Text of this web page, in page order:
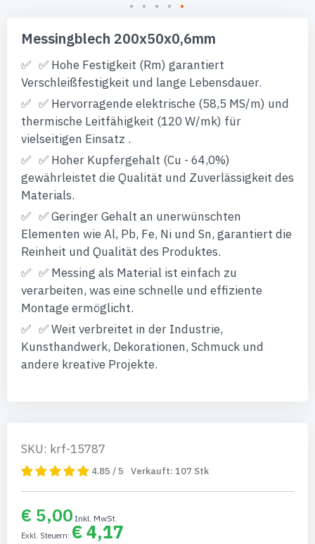
Anfang
Bildgalerie
springen
Messingblech 200x50x0,6mm
✅ Hohe Festigkeit (Rm) garantiert
Verschleißfestigkeit und lange Lebensdauer.
✅ Hervorragende elektrische (58,5 MS/m) und
thermische Leitfähigkeit (120 W/mk) für
vielseitigen Einsatz .
✅ Hoher Kupfergehalt (Cu - 64,0%)
gewährleistet die Qualität und Zuverlässigkeit des
Materials.
✅ Geringer Gehalt an unerwünschten
Elementen wie Al, Pb, Fe, Ni und Sn, garantiert die
Reinheit und Qualität des Produktes.
✅ Messing als Material ist einfach zu
verarbeiten, was eine schnelle und effiziente
Montage ermöglicht.
✅ Weit verbreitet in der Industrie,
Kunsthandwerk, Dekorationen, Schmuck und
andere kreative Projekte.
SKU: krf-15787
4.85 / 5 Verkauft: 107 Stk
€ 5,00
€ 4,17